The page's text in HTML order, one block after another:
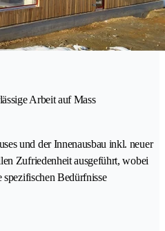
Arbeit auf Mass
und der Innenausbau inkl. neuer
Zufriedenheit ausgeführt, wobei
spezifischen Bedürfnisse